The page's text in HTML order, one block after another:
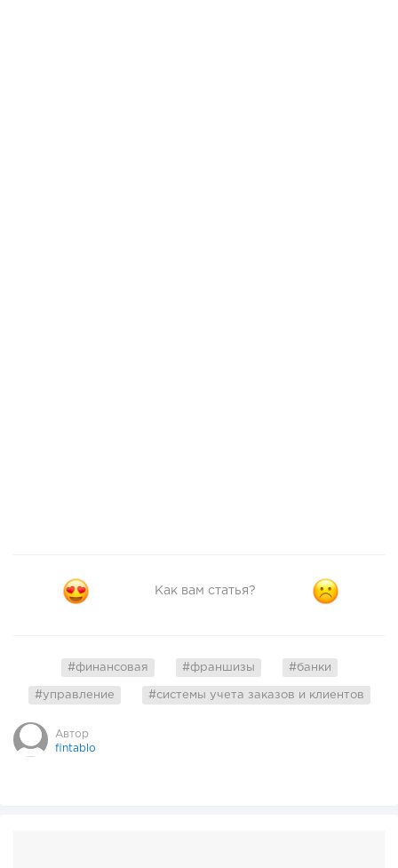
Как вам статья?
#финансовая #франшизы #банки
#управление #системы учета заказов и клиентов
Автор
fintablo